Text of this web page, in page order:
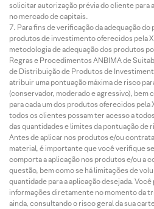
solicitar autorização prévia do cliente para
no mercado de capitais.
Para fins de verificação da adequação
produtos de investimento oferecidos pela
metodologia de adequação dos produtos
Regras e Procedimentos ANBIMA de
de Distribuição de Produtos de
atribuir uma pontuação máxima de risco
(conservador, moderado e agressivo), bem
para cada um dos produtos oferecidos
todos os clientes possam ter acesso a
das quantidades e limites da pontuação de
Antes de aplicar nos produtos e/ou
material, é importante que você verifique
comporta a aplicação nos produtos e/ou a
questão, bem como se há limitações de
quantidade para a aplicação desejada.
informações diretamente no momento da
ainda, consultando o risco geral da sua